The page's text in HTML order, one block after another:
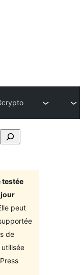
testée
jour
peut
de